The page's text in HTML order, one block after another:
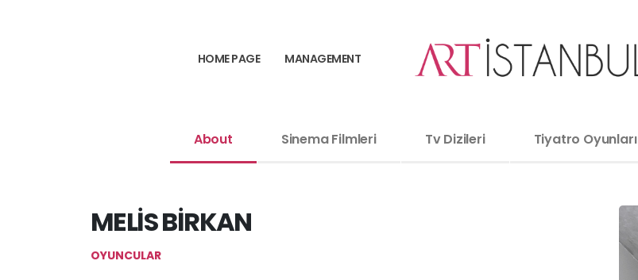
HOME PAGE MANAGEMENT
About Sinema Filmleri Tv Dizileri Tiyatro Oyunları
MELİS BİRKAN
OYUNCULAR